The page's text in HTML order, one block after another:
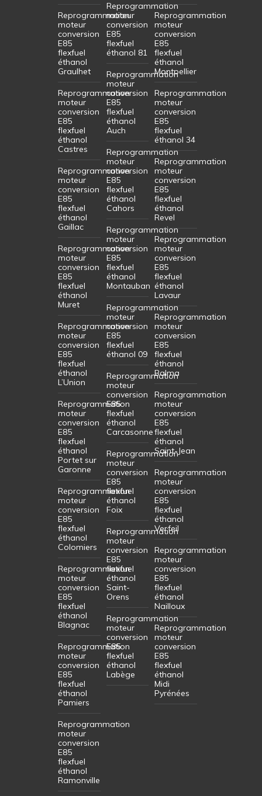
Reprogrammation
moteur
conversion
E85
flexfuel
éthanol
Graulhet
Reprogrammation
moteur
conversion
E85
flexfuel
éthanol
Castres
Reprogrammation
moteur
conversion
E85
flexfuel
éthanol
Gaillac
Reprogrammation
moteur
conversion
E85
flexfuel
éthanol
Muret
Reprogrammation
moteur
conversion
E85
flexfuel
éthanol
L’Union
Reprogrammation
moteur
conversion
E85
flexfuel
éthanol
Portet sur
Garonne
Reprogrammation
moteur
conversion
E85
flexfuel
éthanol
Colomiers
Reprogrammation
moteur
conversion
E85
flexfuel
éthanol
Blagnac
Reprogrammation
moteur
conversion
E85
flexfuel
éthanol
Pamiers
Reprogrammation
moteur
conversion
E85
flexfuel
éthanol
Ramonville
Reprogrammation
moteur
conversion
E85
flexfuel
éthanol 81
Reprogrammation
moteur
conversion
E85
flexfuel
éthanol
Auch
Reprogrammation
moteur
conversion
E85
flexfuel
éthanol
Cahors
Reprogrammation
moteur
conversion
E85
flexfuel
éthanol
Montauban
Reprogrammation
moteur
conversion
E85
flexfuel
éthanol 09
Reprogrammation
moteur
conversion
E85
flexfuel
éthanol
Carcasonne
Reprogrammation
moteur
conversion
E85
flexfuel
éthanol
Foix
Reprogrammation
moteur
conversion
E85
flexfuel
éthanol
Saint-
Orens
Reprogrammation
moteur
conversion
E85
flexfuel
éthanol
Labège
Reprogrammation
moteur
conversion
E85
flexfuel
éthanol
Montpellier
Reprogrammation
moteur
conversion
E85
flexfuel
éthanol 34
Reprogrammation
moteur
conversion
E85
flexfuel
éthanol
Revel
Reprogrammation
moteur
conversion
E85
flexfuel
éthanol
Lavaur
Reprogrammation
moteur
conversion
E85
flexfuel
éthanol
Balma
Reprogrammation
moteur
conversion
E85
flexfuel
éthanol
Saint-Jean
Reprogrammation
moteur
conversion
E85
flexfuel
éthanol
Verfeil
Reprogrammation
moteur
conversion
E85
flexfuel
éthanol
Nailloux
Reprogrammation
moteur
conversion
E85
flexfuel
éthanol
Midi
Pyrénées